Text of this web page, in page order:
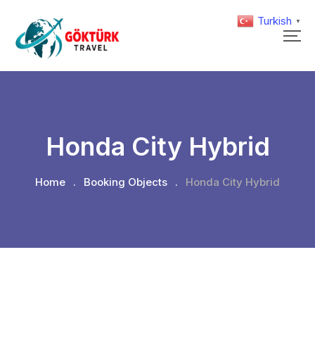
Honda City Hybrid
Home . Booking Objects . Honda City Hybrid
Turkish ▼